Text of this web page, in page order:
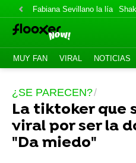
Fabiana Sevillano la lía
MUY FAN VIRAL NOTICIAS
¿SE PARECEN?
La tiktoker que
viral por ser la
"Da miedo"